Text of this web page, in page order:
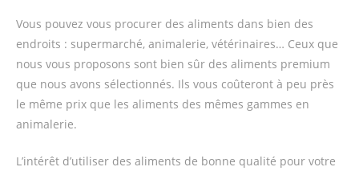
Vous pouvez vous procurer des aliments dans bien des
endroits : supermarché, animalerie, vétérinaires… Ceux que
nous vous proposons sont bien sûr des aliments premium
que nous avons sélectionnés. Ils vous coûteront à peu près
le même prix que les aliments des mêmes gammes en
animalerie.
L’intérêt d’utiliser des aliments de bonne qualité pour votre